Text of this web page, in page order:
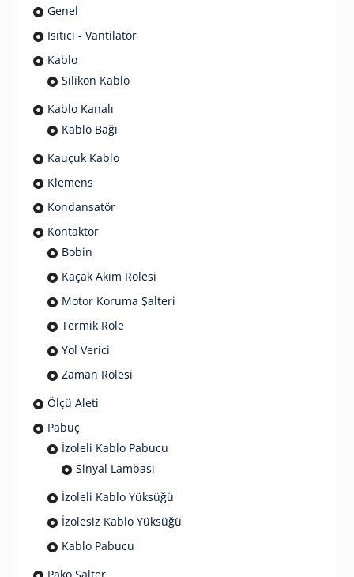
Genel
Isıtıcı - Vantilatör
Kablo
Silikon Kablo
Kablo Kanalı
Kablo Bağı
Kauçuk Kablo
Klemens
Kondansatör
Kontaktör
Bobin
Kaçak Akım Rolesi
Motor Koruma Şalteri
Termik Role
Yol Verici
Zaman Rölesi
Ölçü Aleti
Pabuç
İzoleli Kablo Pabucu
Sinyal Lambası
İzoleli Kablo Yüksüğü
İzolesiz Kablo Yüksüğü
Kablo Pabucu